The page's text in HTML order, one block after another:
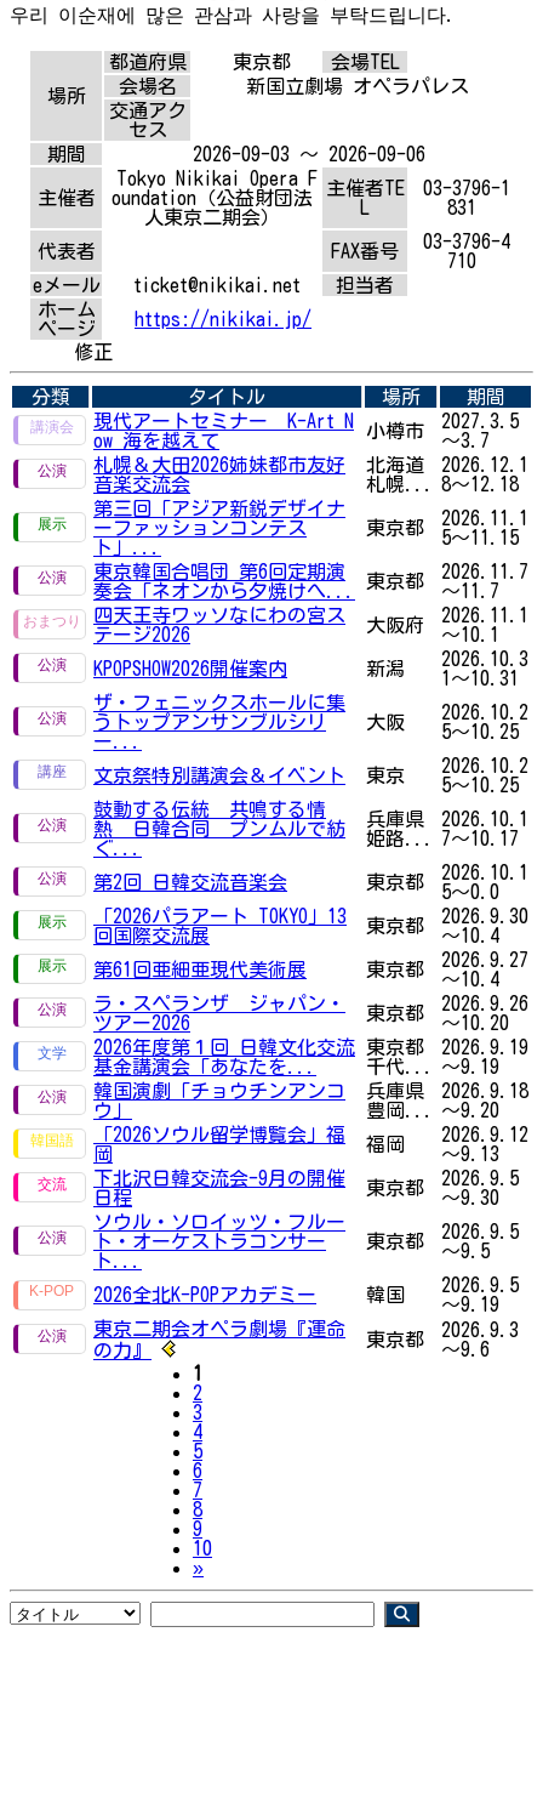
우리 이순재에 많은 관삼과 사랑을 부탁드립니다.
場所
都道府県 東京都
会場TEL
会場名
新国立劇場 オペラパレス
交通アク
セス
期間
2026-09-03 ～ 2026-09-06
主催者
Tokyo Nikikai Opera F
oundation（公益財団法
人東京二期会）
主催者TE
03-3796-1
831
代表者 FAX番号
03-3796-4
710
eメール
ticket@nikikai.net
担当者
ホーム
ページ
https://nikikai.jp/
修正
分類 タイトル 場所
期間
現代アートセミナー K-Art N
ow 海を越えて
小樽市
2027.3.5
～3.7
札幌＆大田2026姉妹都市友好
音楽交流会
北海道
札幌...
2026.12.1
8～12.18
第三回「アジア新鋭デザイナ
ーファッションコンテス
ト」...
東京都
2026.11.1
5～11.15
東京韓国合唱団 第6回定期演
奏会「ネオンから夕焼けへ...
東京都
2026.11.7
～11.7
四天王寺ワッソなにわの宮ス
テージ2026
大阪府
2026.11.1
～10.1
KPOPSHOW2026開催案内
新潟
2026.10.3
1～10.31
ザ・フェニックスホールに集
うトップアンサンブルシリ
ー...
大阪
2026.10.2
5～10.25
文京祭特別講演会＆イベント 東京
2026.10.2
5～10.25
鼓動する伝統 共鳴する情
熱 日韓合同 プンムルで紡
ぐ...
兵庫県
姫路...
2026.10.1
7～10.17
第2回 日韓交流音楽会 東京都
2026.10.1
5～0.0
「2026パラアート TOKYO」13
回国際交流展
東京都
2026.9.30
～10.4
第61回亜細亜現代美術展
東京都
2026.9.27
～10.4
ラ・スペランザ ジャパン・
ツアー2026
東京都
2026.9.26
～10.20
2026年度第１回 日韓文化交流
基金講演会「あなたを...
東京都
千代...
2026.9.19
～9.19
韓国演劇「チョウチンアンコ
ウ」
兵庫県
豊岡...
2026.9.18
～9.20
「2026ソウル留学博覧会」福
岡
福岡
2026.9.12
～9.13
下北沢日韓交流会-9月の開催
日程
東京都
2026.9.5
～9.30
ソウル・ソロイッツ・フルー
ト・オーケストラコンサー
ト...
東京都
2026.9.5
～9.5
2026全北K-POPアカデミー 韓国
2026.9.5
～9.19
東京二期会オペラ劇場『運命
の力』
東京都
2026.9.3
～9.6
1
2
3
4
5
6
7
8
9
10
»Next